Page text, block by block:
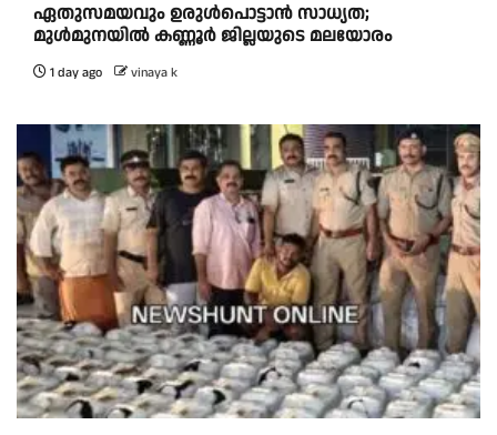
ഏതുസമയവും ഉരുൾപൊട്ടാൻ സാധ്യത;
മുൾമുനയിൽ കണ്ണൂർ ജില്ലയുടെ മലയോരം
1 day ago vinaya k